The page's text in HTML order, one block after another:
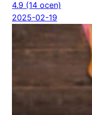
4.9 (14 ocen)
2025-02-19